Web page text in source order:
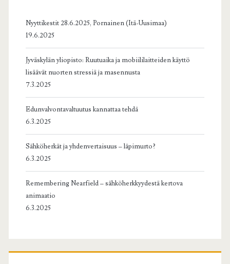
Nyyttikestit 28.6.2025, Pornainen (Itä-Uusimaa)
19.6.2025
Jyväskylän yliopisto: Ruutuaika ja mobiililaitteiden käyttö
lisäävät nuorten stressiä ja masennusta
7.3.2025
Edunvalvontavaltuutus kannattaa tehdä
6.3.2025
Sähköherkät ja yhdenvertaisuus – läpimurto?
6.3.2025
Remembering Nearfield – sähköherkkyydestä kertova
animaatio
6.3.2025